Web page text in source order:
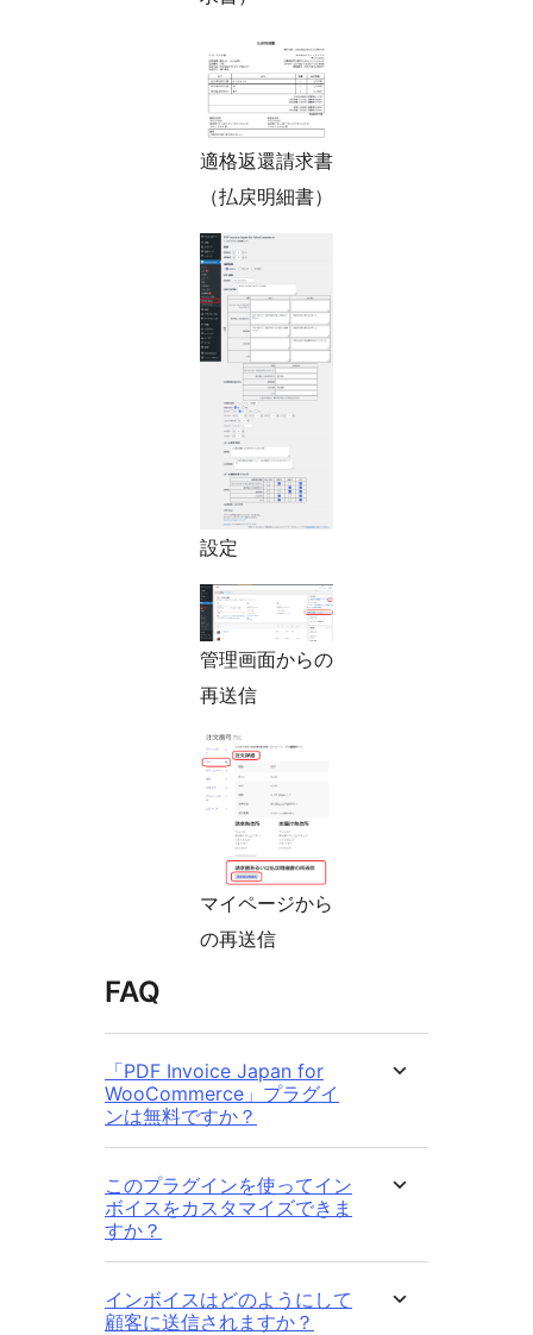
適格返還請求書
（払戻明細書）
設定
管理画面からの
再送信
マイページから
の再送信
FAQ
「PDF Invoice Japan for
WooCommerce」プラグイ
ンは無料ですか？
このプラグインを使ってイン
ボイスをカスタマイズできま
すか？
インボイスはどのようにして
顧客に送信されますか？